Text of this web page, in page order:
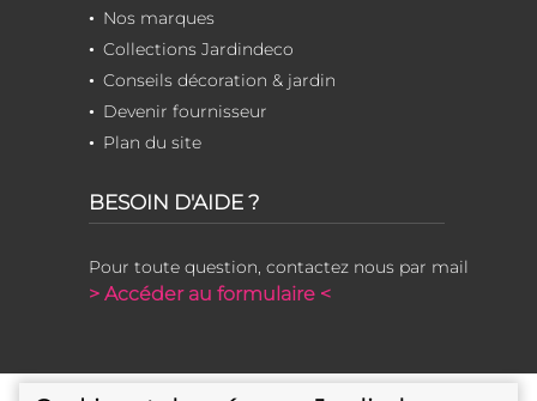
Nos marques
Collections Jardindeco
Conseils décoration & jardin
Devenir fournisseur
Plan du site
BESOIN D'AIDE ?
Pour toute question, contactez nous par mail
> Accéder au formulaire <